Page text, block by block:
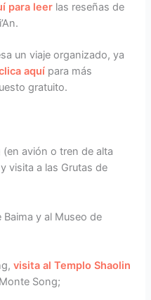
para leer las reseñas de
un viaje organizado, ya
aquí para más
gratuito.
(en avión o tren de alta
visita a las Grutas de
Baima y al Museo de
visita al Templo Shaolin
Song;